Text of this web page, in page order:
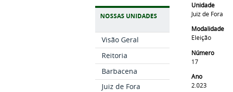
NOSSAS UNIDADES
Visão Geral
Reitoria
Barbacena
Juiz de Fora
Unidade
Juiz de Fora
Modalidade
Eleição
Número
17
Ano
2.023